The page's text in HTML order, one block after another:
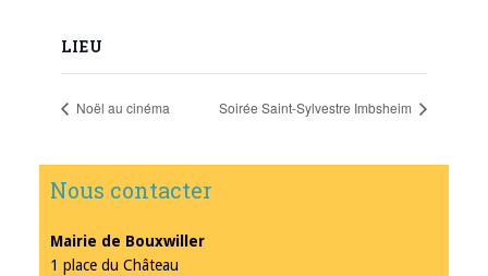
LIEU
Noël au cinéma Soirée Saint-Sylvestre Imbsheim
Nous contacter
Mairie de Bouxwiller
1 place du Château